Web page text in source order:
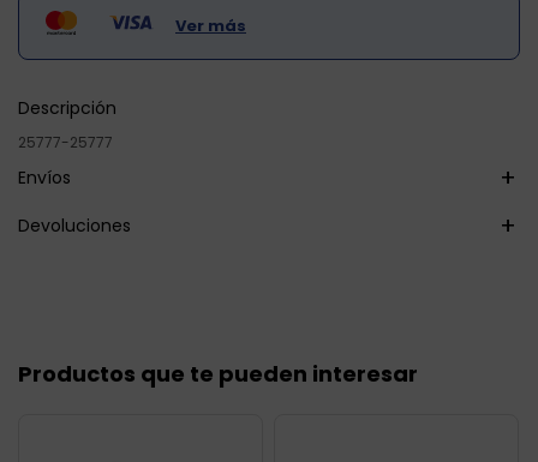
Ver más
Descripción
25777-25777
Envíos
Devoluciones
Productos que te pueden interesar